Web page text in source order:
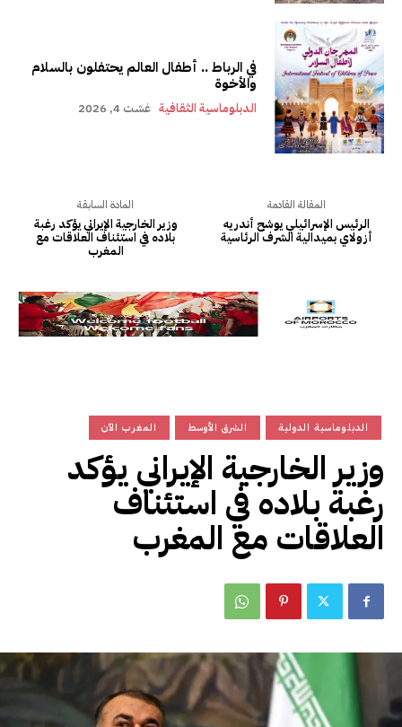
في الرباط .. أطفال العالم يحتفلون بالسلام
والأخوة
الدبلوماسية الثقافية غشت 4, 2026
المادة السابقة
وزير الخارجية الإيراني يؤكد رغبة
بلاده في استئناف العلاقات مع
المغرب
المقالة القادمة
الرئيس الإسرائيلي يوشح أندريه
أزولاي بميدالية الشرف الرئاسية